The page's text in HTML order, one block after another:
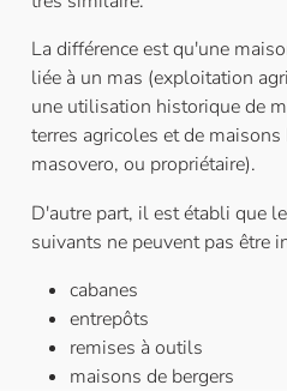
La différence est qu'une
liée à un mas (exploitation
une utilisation historique de
terres agricoles et de
masovero, ou propriétaire).
D'autre part, il est établi que
suivants ne peuvent pas être
cabanes
entrepôts
remises à outils
maisons de bergers